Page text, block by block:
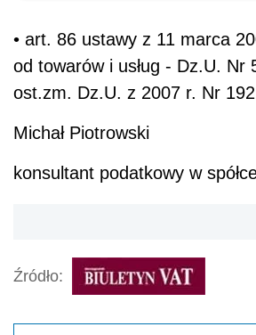
• art. 86 ustawy z 11 marca
od towarów i usług - Dz.U. Nr
ost.zm. Dz.U. z 2007 r. Nr
Michał Piotrowski
konsultant podatkowy w
Źródło: